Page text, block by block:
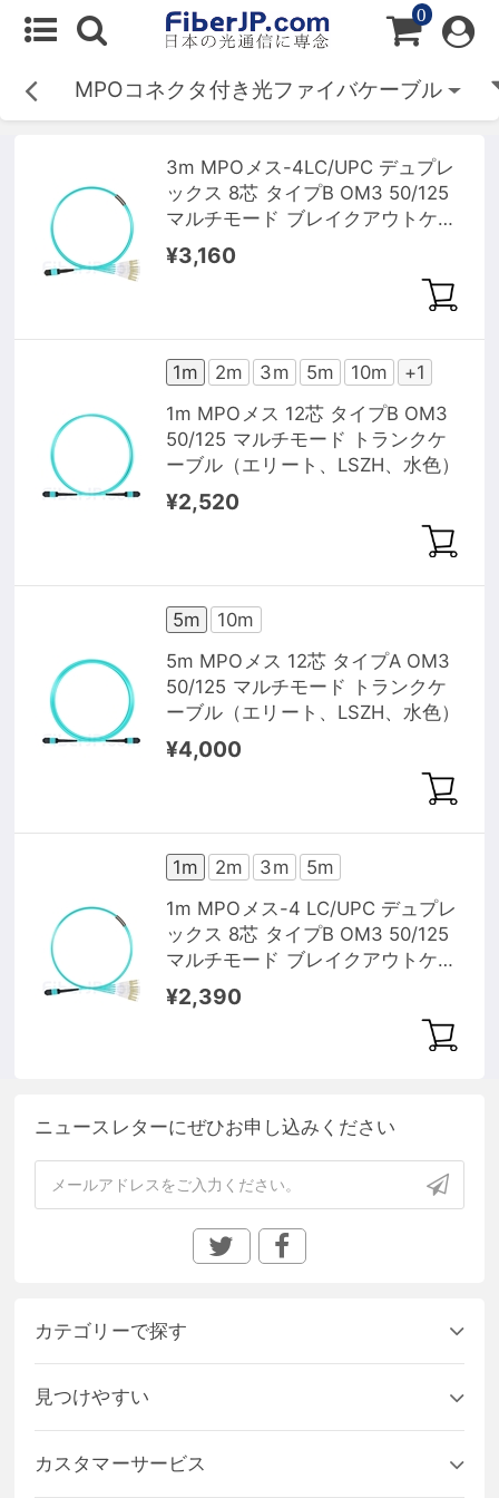
0
MPOコネクタ付き光ファイバケーブル
3m MPOメス-4LC/UPC デュプレ
ックス 8芯 タイプB OM3 50/125
マルチモード ブレイクアウトケー
ブル（エリート、LSZH、水色）
¥3,160
1m 2m 3m 5m 10m
+1
1m MPOメス 12芯 タイプB OM3
50/125 マルチモード トランクケ
ーブル（エリート、LSZH、水色）
¥2,520
5m
10m
5m MPOメス 12芯 タイプA OM3
50/125 マルチモード トランクケ
ーブル（エリート、LSZH、水色）
¥4,000
1m 2m 3m
5m
1m MPOメス-4 LC/UPC デュプレ
ックス 8芯 タイプB OM3 50/125
マルチモード ブレイクアウトケー
ブル（エリート、LSZH、水色）
¥2,390
ニュースレターにぜひお申し込みください
カテゴリーで探す
見つけやすい
カスタマーサービス